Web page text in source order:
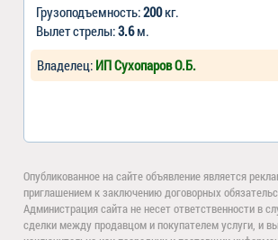
Грузоподъемность:200кг.
Вылет стрелы:3.6м.
Владелец: ИП Сухопаров О.Б.
Опубликованное на сайте объявление является
приглашением к заключению договорных
Администрация сайта не несет ответственности в
сделки между продавцом и покупателем услуги, и